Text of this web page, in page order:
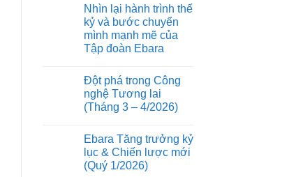
lượng
và
rung
động
Ưu
điểm
của
thiết
kế
Monobloc
động
cơ
kéo
dài
trên
3M
bình
luận
ở
Tiêu
chuẩn
ESG:
máy
bơm
Ebara
luôn
chọn
hàng
đầu
của
các
Nhìn lại hành trình thế
kỷ và bước chuyển
mình mạnh mẽ của
Tập đoàn Ebara
bình
luận
ở
Nhìn
trình
thế
kỷ
và
bước
Đột phá trong Công
nghệ Tương lai
(Tháng 3 – 4/2026)
bình
luận
ở
Đột
Ebara Tăng trưởng kỷ
lục & Chiến lược mới
(Quý 1/2026)